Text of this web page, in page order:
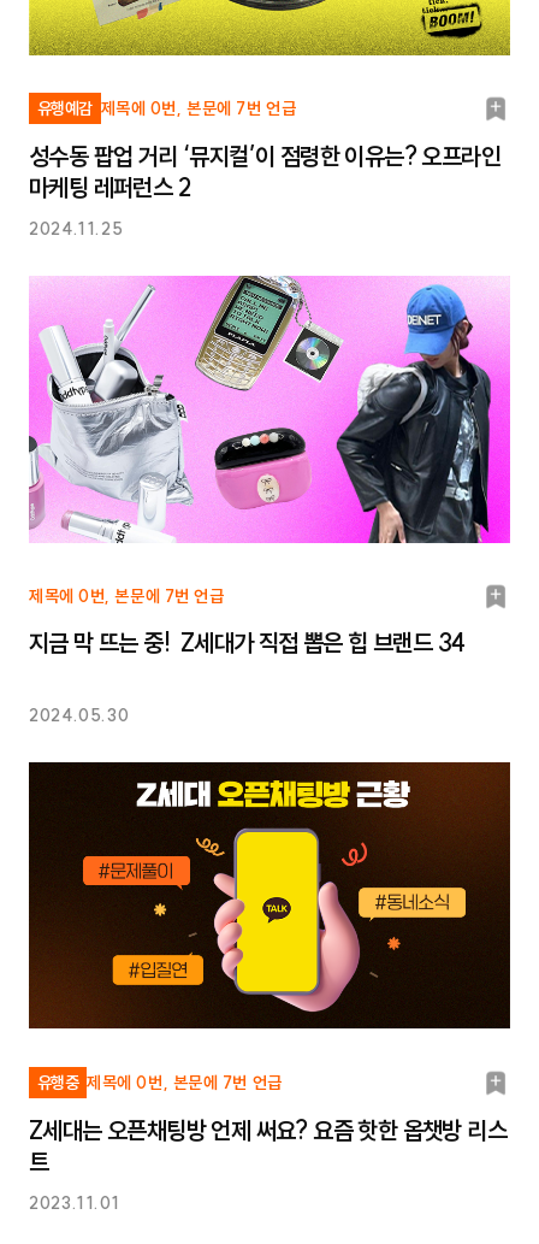
유행예감 제목에 0번, 본문에 7번 언급
북
마
성수동 팝업 거리 ‘뮤지컬’이 점령한 이유는? 오프라인
마케팅 레퍼런스 2
2024.11.25
제목에 0번, 본문에 7번 언급
북
지금 막 뜨는 중! Z세대가 직접 뽑은 힙 브랜드 34
2024.05.30
유행중 제목에 0번, 본문에 7번 언급
북
마
Z세대는 오픈채팅방 언제 써요? 요즘 핫한 옵챗방 리스
트
2023.11.01